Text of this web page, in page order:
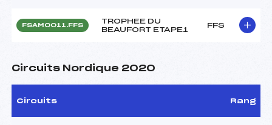
FSAM0011.FFS
TROPHEE DU
BEAUFORT ETAPE1
FFS
Circuits Nordique 2020
Circuits Rang